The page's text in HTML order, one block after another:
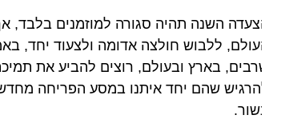
השנה תהיה סגורה למוזמנים בלבד, אך
ללבוש חולצה אדומה ולצעוד יחד,
בארץ ובעולם, רוצים להביע את תמיכתם
שהם יחד איתנו במסע הפריחה מחדש,